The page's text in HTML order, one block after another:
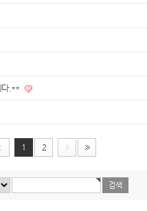
다.**
1 2